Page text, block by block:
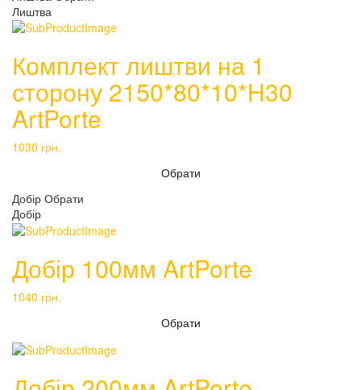
Лиштва
Комплект лиштви на 1
сторону 2150*80*10*H30
ArtPorte
1030 грн.
Обрати
Добір Обрати
Добір
Добір 100мм ArtPorte
1040 грн.
Обрати